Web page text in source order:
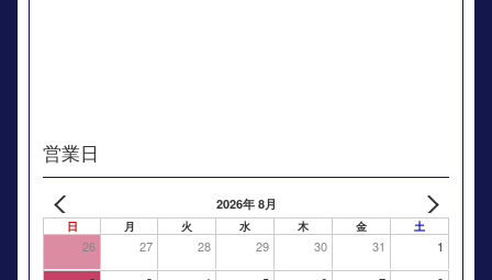
営業日
2026年 8月
日 月 火 水 木 金 土
26 27 28 29 30 31 1